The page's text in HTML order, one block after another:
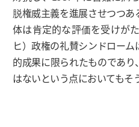
脱権威主義を進展させつつ
体は肯定的な評価を受けが
ヒ）政権の礼賛シンドロー
的成果に限られたものであ
はないという点においてもそ